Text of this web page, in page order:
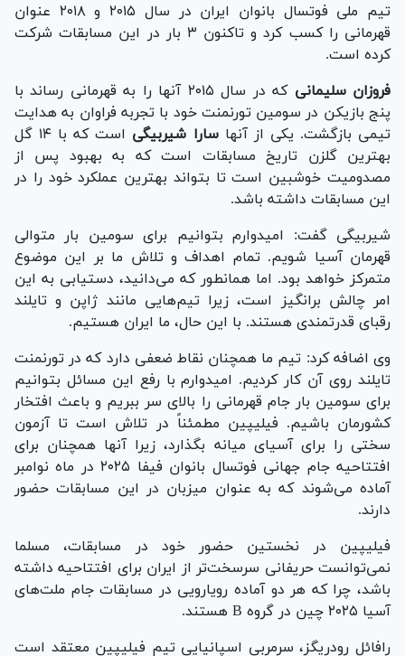
تیم ملی فوتسال بانوان ایران در سال ۲۰۱۵ و ۲۰۱۸ عنوان
قهرمانی را کسب کرد و تاکنون ۳ بار در این مسابقات شرکت
کرده است.
فروزان سلیمانی
که در سال ۲۰۱۵ آنها را به قهرمانی رساند با
پنج بازیکن در سومین تورنمنت خود با تجربه فراوان به هدایت
تیمی بازگشت. یکی از آنهاسارا شیربیگی
است که با ۱۴ گل
بهترین گلزن تاریخ مسابقات است که به بهبود پس از
مصدومیت خوشبین است تا بتواند بهترین عملکرد خود را در
این مسابقات داشته باشد.
شیربیگی گفت: امیدوارم بتوانیم برای سومین بار متوالی
قهرمان آسیا شویم. تمام اهداف و تلاش ما بر این موضوع
متمرکز خواهد بود. اما همانطور که می‌دانید، دستیابی به این
امر چالش برانگیز است، زیرا تیم‌هایی مانند ژاپن و تایلند
رقبای قدرتمندی هستند. با این حال، ما ایران هستیم.
وی اضافه کرد: تیم ما همچنان نقاط ضعفی دارد که در تورنمنت
تایلند روی آن کار کردیم. امیدوارم با رفع این مسائل بتوانیم
برای سومین بار جام قهرمانی را بالای سر ببریم و باعث افتخار
کشورمان باشیم. فیلیپین مطمئناً در تلاش است تا آزمون
سختی را برای آسیای میانه بگذارد، زیرا آنها همچنان برای
افتتاحیه جام جهانی فوتسال بانوان فیفا ۲۰۲۵ در ماه نوامبر
آماده می‌شوند که به عنوان میزبان در این مسابقات حضور
دارند.
فیلیپین در نخستین حضور خود در مسابقات، مسلما
نمی‌توانست حریفانی سرسخت‌تر از ایران برای افتتاحیه داشته
باشد، چرا که هر دو آماده رویارویی در مسابقات جام ملت‌های
آسیا ۲۰۲۵ چین در گروه B هستند.
رافائل رودریگز، سرمربی اسپانیایی تیم فیلیپین معتقد است